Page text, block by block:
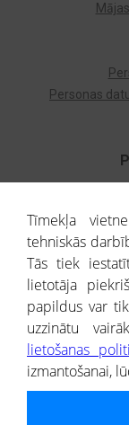
Personas
®
SIA
Tīmekļa
tehniskās
Tās tiek
lietotāja
papildus var
uzzinātu
lietošanas
izmantošanai,